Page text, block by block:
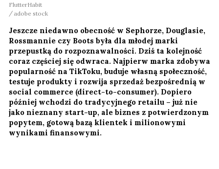
FlutterHabit
adobe stock
Jeszcze niedawno obecność w Sephorze, Douglasie,
Rossmannie czy Boots była dla młodej marki
przepustką do rozpoznawalności. Dziś ta kolejność
coraz częściej się odwraca. Najpierw marka zdobywa
popularność na TikToku, buduje własną społeczność,
testuje produkty i rozwija sprzedaż bezpośrednią w
social commerce (direct-to-consumer). Dopiero
później wchodzi do tradycyjnego retailu – już nie
jako nieznany start-up, ale biznes z potwierdzonym
popytem, gotową bazą klientek i milionowymi
wynikami finansowymi.